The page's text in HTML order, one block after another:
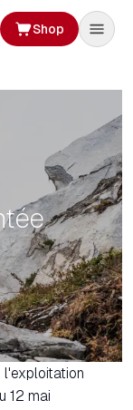
Shop
l'exploitation
12 mai